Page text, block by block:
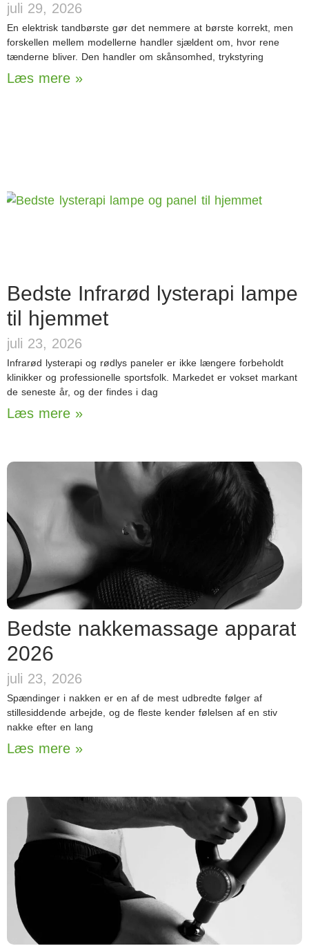
juli 29, 2026
En elektrisk tandbørste gør det nemmere at børste korrekt, men
forskellen mellem modellerne handler sjældent om, hvor rene
tænderne bliver. Den handler om skånsomhed, trykstyring
Læs mere »
Bedste Infrarød lysterapi lampe
til hjemmet
juli 23, 2026
Infrarød lysterapi og rødlys paneler er ikke længere forbeholdt
klinikker og professionelle sportsfolk. Markedet er vokset markant
de seneste år, og der findes i dag
Læs mere »
Bedste nakkemassage apparat
2026
juli 23, 2026
Spændinger i nakken er en af de mest udbredte følger af
stillesiddende arbejde, og de fleste kender følelsen af en stiv
nakke efter en lang
Læs mere »